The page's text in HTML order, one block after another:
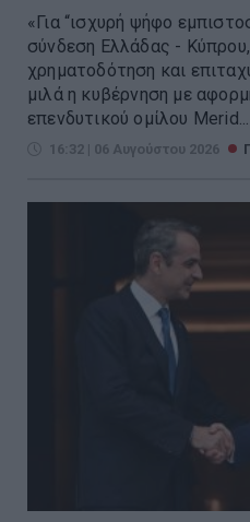
«Για “ισχυρή ψήφο
σύνδεση Ελλάδας - Κύπρου,
χρηματοδότηση και
μιλά η κυβέρνηση με
επενδυτικού ομίλου Merid...
16:32 | 06 Αυγούστου 2026